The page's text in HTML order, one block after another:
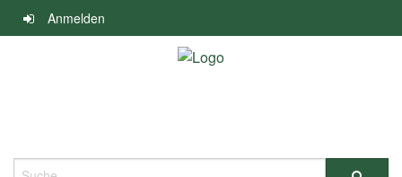
Navigation
überspringen
Anmelden
Suche